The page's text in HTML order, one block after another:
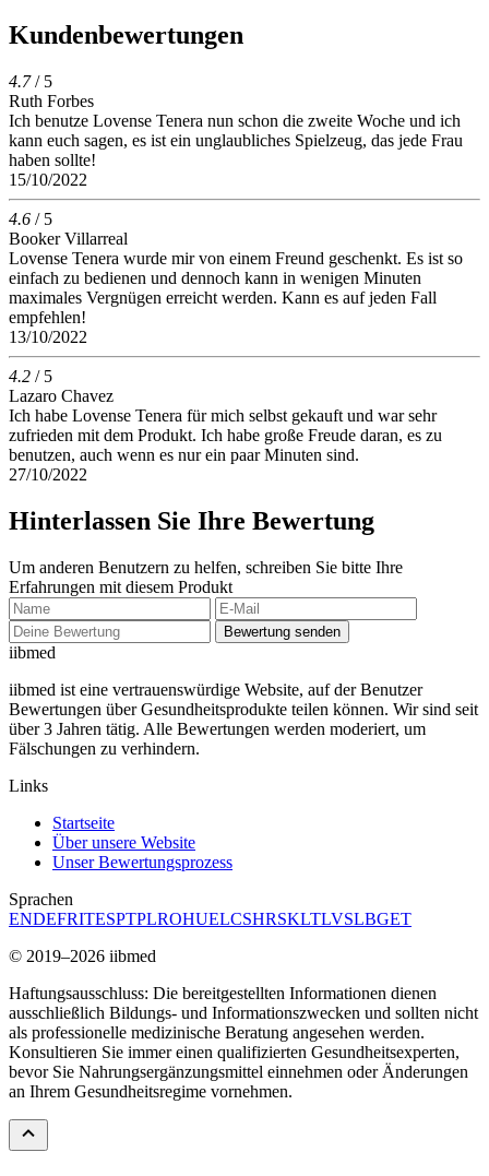
Kundenbewertungen
4.7/ 5
Ruth Forbes
Ich benutze Lovense Tenera nun schon die zweite Woche und ich
kann euch sagen, es ist ein unglaubliches Spielzeug, das jede Frau
haben sollte!
15/10/2022
4.6 / 5
Booker Villarreal
Lovense Tenera wurde mir von einem Freund geschenkt. Es ist so
einfach zu bedienen und dennoch kann in wenigen Minuten
maximales Vergnügen erreicht werden. Kann es auf jeden Fall
empfehlen!
13/10/2022
4.2 / 5
Lazaro Chavez
Ich habe Lovense Tenera für mich selbst gekauft und war sehr
zufrieden mit dem Produkt. Ich habe große Freude daran, es zu
benutzen, auch wenn es nur ein paar Minuten sind.
27/10/2022
Hinterlassen Sie Ihre Bewertung
Um anderen Benutzern zu helfen, schreiben Sie bitte Ihre
Erfahrungen mit diesem Produkt
Bewertung senden
iibmed
iibmed ist eine vertrauenswürdige Website, auf der Benutzer
Bewertungen über Gesundheitsprodukte teilen können. Wir sind seit
über 3 Jahren tätig. Alle Bewertungen werden moderiert, um
Fälschungen zu verhindern.
Links
Startseite
Über unsere Website
Unser Bewertungsprozess
Sprachen
ENDEFRITESPTPLROHUELCSHRSKLTLVSLBGET
© 2019–2026 iibmed
Haftungsausschluss: Die bereitgestellten Informationen dienen
ausschließlich Bildungs- und Informationszwecken und sollten nicht
als professionelle medizinische Beratung angesehen werden.
Konsultieren Sie immer einen qualifizierten Gesundheitsexperten,
bevor Sie Nahrungsergänzungsmittel einnehmen oder Änderungen
an Ihrem Gesundheitsregime vornehmen.